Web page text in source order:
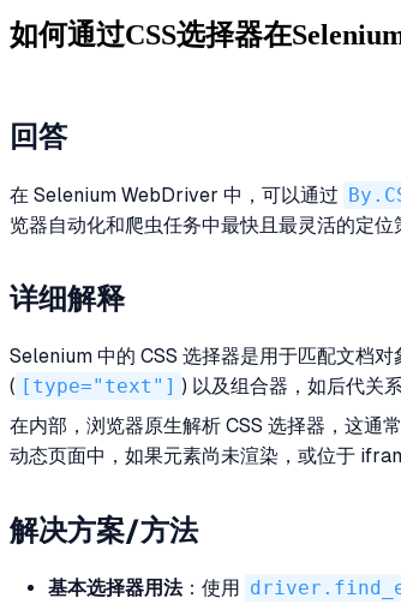
如何通过CSS选择器在
回答
在 Selenium WebDriver 中，可以通过
览器自动化和爬虫任务中最快且最灵活的定位
详细解释
Selenium 中的 CSS 选择器是用于匹配文档
( [type="text"] ) 以及组合器，如后代关
在内部，浏览器原生解析 CSS 选择器，这通
动态页面中，如果元素尚未渲染，或位于
解决方案/方法
基本选择器用法：使用